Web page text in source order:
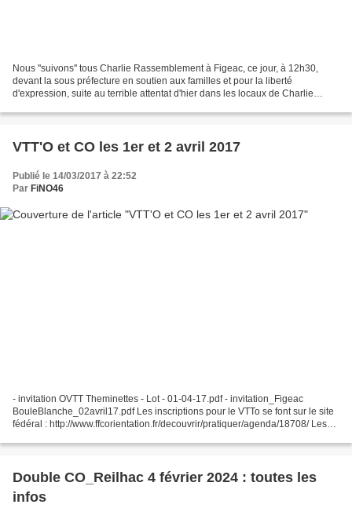
Nous ''suivons'' tous Charlie Rassemblement à Figeac, ce jour, à 12h30,
devant la sous préfecture en soutien aux familles et pour la liberté
d'expression, suite au terrible attentat d'hier dans les locaux de Charlie
VTT'O et CO les 1er et 2 avril 2017
Publié le 14/03/2017 à 22:52
Par FiNO46
- invitation OVTT Theminettes - Lot - 01-04-17.pdf - invitation_Figeac
BouleBlanche_02avril17.pdf Les inscriptions pour le VTTo se font sur le site
fédéral : http://www.ffcorientation.fr/decouvrir/pratiquer/agenda/18708/ Les
Double CO_Reilhac 4 février 2024 : toutes les
infos